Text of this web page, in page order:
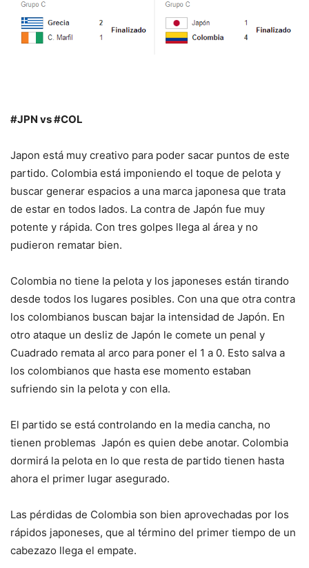
#JPN vs #COL
Japon está muy creativo para poder sacar puntos de este
partido. Colombia está imponiendo el toque de pelota y
buscar generar espacios a una marca japonesa que trata
de estar en todos lados. La contra de Japón fue muy
potente y rápida. Con tres golpes llega al área y no
pudieron rematar bien.
Colombia no tiene la pelota y los japoneses están tirando
desde todos los lugares posibles. Con una que otra contra
los colombianos buscan bajar la intensidad de Japón. En
otro ataque un desliz de Japón le comete un penal y
Cuadrado remata al arco para poner el 1 a 0. Esto salva a
los colombianos que hasta ese momento estaban
sufriendo sin la pelota y con ella.
El partido se está controlando en la media cancha, no
tienen problemas Japón es quien debe anotar. Colombia
dormirá la pelota en lo que resta de partido tienen hasta
ahora el primer lugar asegurado.
Las pérdidas de Colombia son bien aprovechadas por los
rápidos japoneses, que al término del primer tiempo de un
cabezazo llega el empate.